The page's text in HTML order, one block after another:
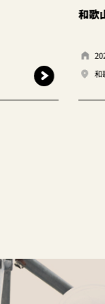
庄☆平家モデルハ
月11日(火)〜16日(日)※要予約
西庄モデル